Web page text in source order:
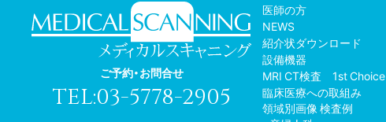
医師の方
NEWS
紹介状ダウンロード
設備機器
MRI CT検査 1st Choice
臨床医療への取組み
領域別画像 検査例
ご予約・お問合せ
TEL:03-5778-2905